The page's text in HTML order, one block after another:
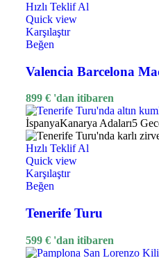
Beğen
LUX* Belle Mare
139 Orijinal
-20% TaylandPhuket⭐⭐⭐⭐⭐
Hızlı Teklif Al
Quick view
Karşılaştır
Beğen
Le Meridien Phuket
162€
-10% Popüler Endonezya
Hızlı Teklif Al
Quick view
Karşılaştır
Beğen
Valencia Barcelona
899 € 'dan itibaren
İspanyaKanarya Adaları5
Hızlı Teklif Al
Quick view
Karşılaştır
Beğen
Tenerife Turu
599 € 'dan itibaren